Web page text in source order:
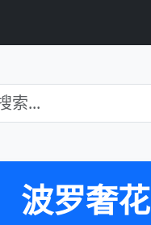
波罗奢花